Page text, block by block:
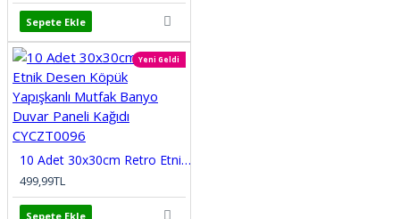
Sepete Ekle
Yeni Geldi
10 Adet 30x30cm Retro Etnik Desen Köpük Yapışkanlı Mutfak Banyo Duvar Paneli Kağıdı CYCZT0096
499,99TL
Sepete Ekle